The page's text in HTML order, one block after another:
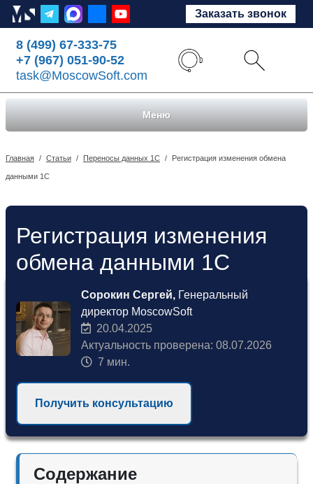
Заказать звонок
8 (499) 67-333-75
+7 (967) 051-90-52
task@MoscowSoft.com
Меню
Главная / Статьи / Переносы данных 1С / Регистрация изменения обмена
данными 1С
Регистрация изменения
обмена данными 1С
Сорокин Сергей, Генеральный
директор MoscowSoft
20.04.2025
Актуальность проверена: 08.07.2026
7 мин.
Получить консультацию
Содержание